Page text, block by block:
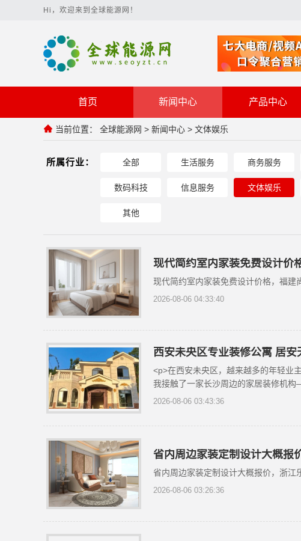
Hi，欢迎来到全球能源网！
首页 新闻中心 产品中心
当前位置： 全球能源网 > 新闻中心 > 文体娱乐
所属行业： 全部 生活服务 商务服务
数码科技 信息服务 文体娱乐
其他
现代简约室内家装免费设计价
现代简约室内家装免费设计价格，福建
2026-08-06 04:33:40
西安未央区专业装修公寓 居安
<p>在西安未央区，越来越多的年轻业
我接触了一家长沙周边的家居装修机构
2026-08-06 03:43:36
省内周边家装定制设计大概报
省内周边家装定制设计大概报价，浙江
2026-08-06 03:26:36